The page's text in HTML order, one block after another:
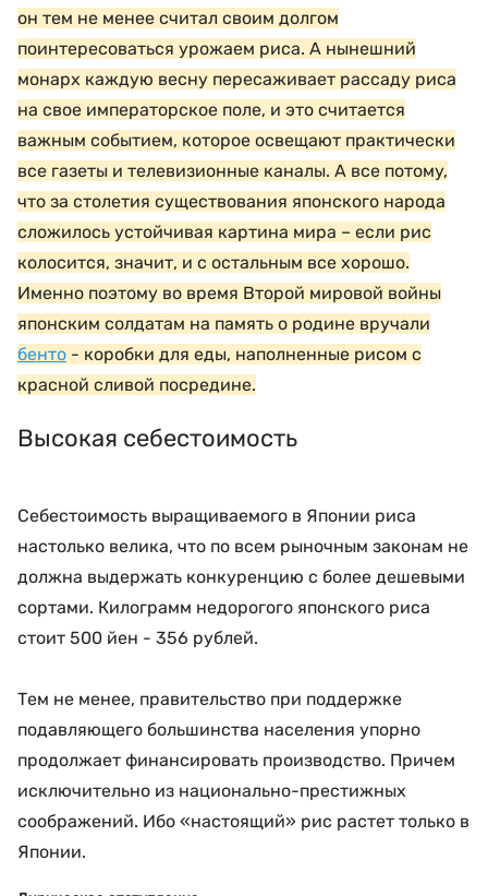
он тем не менее считал своим долгом
поинтересоваться урожаем риса. А нынешний
монарх каждую весну пересаживает рассаду риса
на свое императорское поле, и это считается
важным событием, которое освещают практически
все газеты и телевизионные каналы. А все потому,
что за столетия существования японского народа
сложилось устойчивая картина мира – если рис
колосится, значит, и с остальным все хорошо.
Именно поэтому во время Второй мировой войны
японским солдатам на память о родине вручали
бенто - коробки для еды, наполненные рисом с
красной сливой посредине.
Высокая себестоимость
Себестоимость выращиваемого в Японии риса
настолько велика, что по всем рыночным законам не
должна выдержать конкуренцию с более дешевыми
сортами. Килограмм недорогого японского риса
стоит 500 йен - 356 рублей.
Тем не менее, правительство при поддержке
подавляющего большинства населения упорно
продолжает финансировать производство. Причем
исключительно из национально-престижных
соображений. Ибо «настоящий» рис растет только в
Японии.